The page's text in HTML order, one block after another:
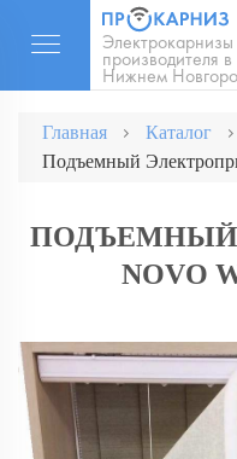
производителя в
Нижнем
Главная
Каталог
Подъемный
ПОДЪЕМНЫЙ
NOVO